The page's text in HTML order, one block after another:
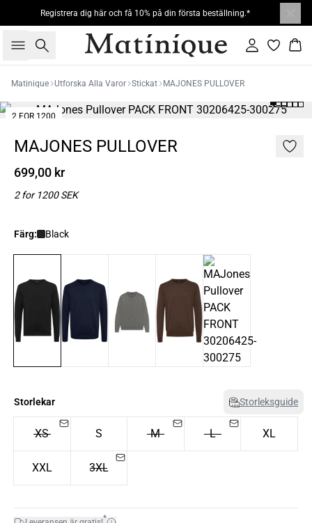
Registrera dig här och få 10% på din första beställning.*
Sök Logga in
Matinique Utforska Alla Varor Stickat MAJONES PULLOVER
2 FOR 1200
MAJONES PULLOVER
699,00 kr
2 for 1200 SEK
Färg: Black
Storlekar Storleksguide
XS S M L XL
XXL 3XL
*